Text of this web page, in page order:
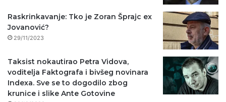
Raskrinkavanje: Tko je Zoran Šprajc ex
Jovanović?
29/11/2023
Taksist nokautirao Petra Vidova,
voditelja Faktografa i bivšeg novinara
Indexa. Sve se to dogodilo zbog
krunice i slike Ante Gotovine